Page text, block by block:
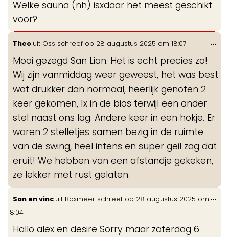
Welke sauna (nh) isxdaar het meest geschikt
voor?
Theo uit Oss schreef op 28 augustus 2025 om 18:07
Mooi gezegd San Lian. Het is echt precies zo!
Wij zijn vanmiddag weer geweest, het was best
wat drukker dan normaal, heerlijk genoten 2
keer gekomen, 1x in de bios terwijl een ander
stel naast ons lag. Andere keer in een hokje. Er
waren 2 stelletjes samen bezig in de ruimte
van de swing, heel intens en super geil zag dat
eruit! We hebben van een afstandje gekeken,
ze lekker met rust gelaten.
...
San en vinc uit Boxmeer schreef op 28 augustus 2025 om
18:04
Hallo alex en desire Sorry maar zaterdag 6
...